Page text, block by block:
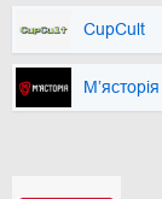
CupCult
М’ясторія